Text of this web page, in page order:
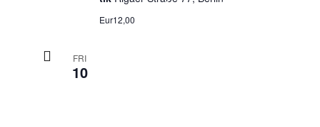
Eur12,00
FRI
10